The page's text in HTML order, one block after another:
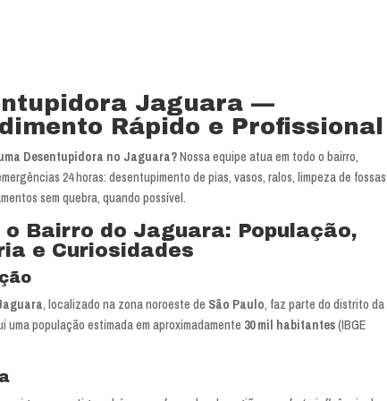
Jaguara —
Rápido e Profissional
Desentupidora no Jaguara?Nossa equipe atua em todo o bairro,
24 horas: desentupimento de pias, vasos, ralos, limpeza de fossas
sem quebra, quando possível.
o Bairro do Jaguara: População,
e Curiosidades
, localizado na zona noroeste de São Paulo, faz parte do distrito da
uma população estimada em aproximadamente 30 mil habitantes(IBGE